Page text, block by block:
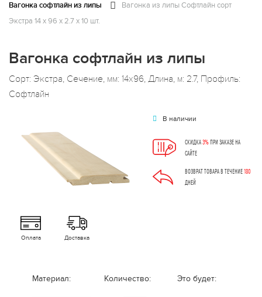
Вагонка софтлайн из липы
Вагонка из липы Софтлайн сорт
Экстра 14 x 96 x 2.7 x 10 шт.
Вагонка софтлайн из липы
Сорт: Экстра, Сечение, мм: 14x96, Длина, м: 2.7, Профиль:
Софтлайн
В наличии
СКИДКА3%ПРИ ЗАКАЗЕ НА
САЙТЕ
ВОЗВРАТ ТОВАРА В ТЕЧЕНИЕ180
ДНЕЙ
Оплата Доставка
Материал: Количество: Это будет: